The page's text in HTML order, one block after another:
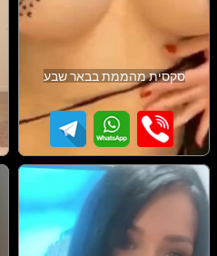
סקסית מהממת בבאר שבע